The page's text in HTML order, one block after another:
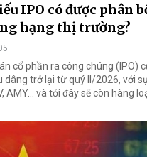
IPO có được phân
hạng thị trường?
cổ phần ra công chúng (IPO)
dâng trở lại từ quý II/2026, với
AMY... và tới đây sẽ còn hàng